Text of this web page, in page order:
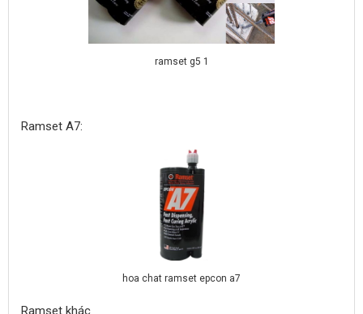
ramset g5 1
Ramset A7:
hoa chat ramset epcon a7
Ramset khác